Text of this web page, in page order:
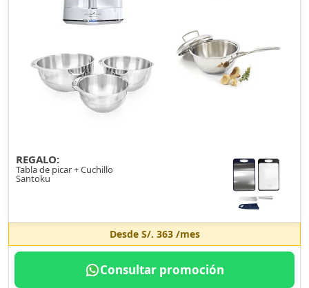
REGALO:
Tabla de picar + Cuchillo
Santoku
Desde S/. 363/mes
Consultar promoción